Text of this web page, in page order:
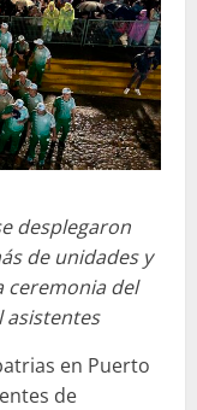
desplegaron
de unidades y
ceremonia del
asistentes
en Puerto
de